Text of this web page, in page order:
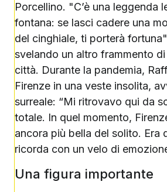
Porcellino. "C’è una leggenda
fontana: se lasci cadere una
del cinghiale, ti porterà
svelando un altro frammento
città. Durante la pandemia,
Firenze in una veste insolita,
surreale: “Mi ritrovavo qui da
totale. In quel momento,
ancora più bella del solito. Era
ricorda con un velo di
Una figura importante